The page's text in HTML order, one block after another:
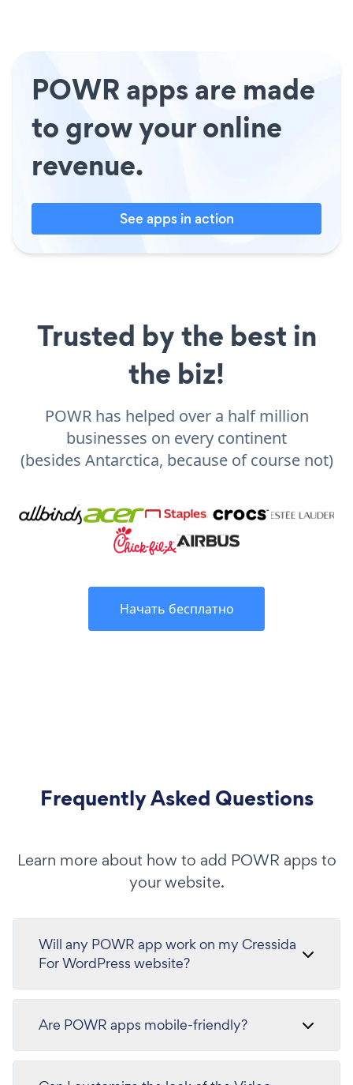
POWR apps are made
to grow your online
revenue.
See apps in action
Trusted by the best in
the biz!
POWR has helped over a half million
businesses on every continent
(besides Antarctica, because of course not)
Начать бесплатно
Frequently Asked Questions
Learn more about how to add POWR apps to
your website.
Will any POWR app work on my Cressida
For WordPress website?
Are POWR apps mobile-friendly?